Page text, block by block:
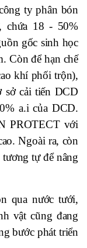
ty phân bón
chứa 18 - 50%
gốc sinh học
Còn để hạn chế
khí phối trộn),
sở cải tiến DCD
a.i của DCD.
PROTECT với
Ngoài ra, còn
tự để nâng
qua nước tưới,
vật cũng đang
bước phát triển